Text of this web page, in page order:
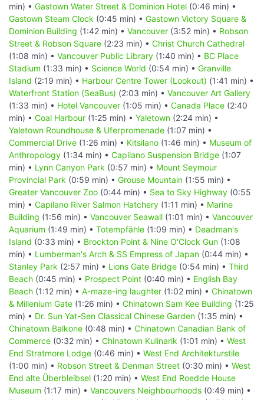
min) • Gastown Water Street & Dominion Hotel (0:46 min) •
Gastown Steam Clock (0:45 min) • Gastown Victory Square &
Dominion Building (1:42 min) • Vancouver (3:52 min) • Robson
Street & Robson Square (2:23 min) • Christ Church Cathedral
(1:08 min) • Vancouver Public Library (1:40 min) • BC Place
Stadium (1:33 min) • Science World (0:54 min) • Granville
Island (2:19 min) • Harbour Centre Tower (Lookout) (1:41 min) •
Waterfront Station (SeaBus) (2:03 min) • Vancouver Art Gallery
(1:33 min) • Hotel Vancouver (1:05 min) • Canada Place (2:40
min) • Coal Harbour (1:25 min) • Yaletown (2:24 min) •
Yaletown Roundhouse & Uferpromenade (1:07 min) •
Commercial Drive (1:26 min) • Kitsilano (1:46 min) • Museum of
Anthropology (1:34 min) • Capilano Suspension Bridge (1:07
min) • Lynn Canyon Park (0:57 min) • Mount Seymour
Provincial Park (0:59 min) • Grouse Mountain (1:55 min) •
Greater Vancouver Zoo (0:44 min) • Sea to Sky Highway (0:55
min) • Capilano River Salmon Hatchery (1:11 min) • Marine
Building (1:56 min) • Vancouver Seawall (1:01 min) • Vancouver
Aquarium (1:49 min) • Totempfähle (1:09 min) • Deadman's
Island (0:33 min) • Brockton Point & Nine O'Clock Gun (1:08
min) • Lumberman's Arch & SS Empress of Japan (0:44 min) •
Stanley Park (2:57 min) • Lions Gate Bridge (0:54 min) • Third
Beach (0:45 min) • Prospect Point (0:40 min) • English Bay
Beach (1:12 min) • A-maze-ing laughter (1:02 min) • Chinatown
& Millenium Gate (1:26 min) • Chinatown Sam Kee Building (1:25
min) • Dr. Sun Yat-Sen Classical Chinese Garden (1:35 min) •
Chinatown Balkone (0:48 min) • Chinatown Canadian Bank of
Commerce (0:32 min) • Chinatown Kulinarik (1:01 min) • West
End Stratmore Lodge (0:46 min) • West End Architekturstile
(1:00 min) • Robson Street & Denman Street (0:30 min) • West
End alte Überbleibsel (1:20 min) • West End Roedde House
Museum (1:17 min) • Vancouvers Neighbourhoods (0:49 min) •